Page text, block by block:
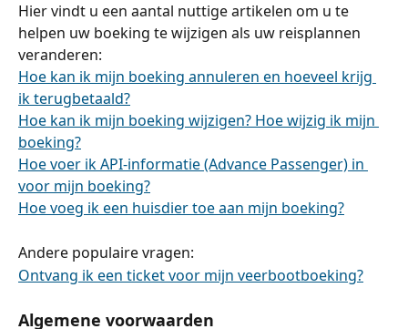
Hier vindt u een aantal nuttige artikelen om u te
helpen uw boeking te wijzigen als uw reisplannen
veranderen:
Hoe kan ik mijn boeking annuleren en hoeveel krijg
ik terugbetaald?
Hoe kan ik mijn boeking wijzigen? Hoe wijzig ik mijn
boeking?
Hoe voer ik API-informatie (Advance Passenger) in
voor mijn boeking?
Hoe voeg ik een huisdier toe aan mijn boeking?
Andere populaire vragen:
Ontvang ik een ticket voor mijn veerbootboeking?
Algemene voorwaarden